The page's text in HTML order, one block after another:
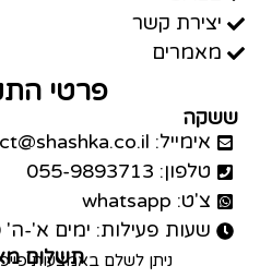
יצירת קשר
מאמרים
פרטי
ששקה
אימייל: contact@shashka.co.il
טלפון: 055-9893713
צ'ט: whatsapp
שעות פעילות: ימים א'-ה' 10:00-17:00
תשלום
ניתן לשלם באמצעות